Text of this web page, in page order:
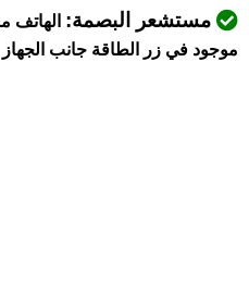
مستشعر البصمة: الهاتف
موجود في زر الطاقة جانب الجهاز